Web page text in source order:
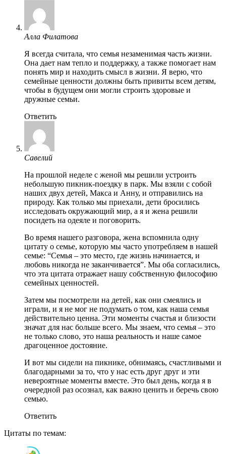
Алла Филатова
Я всегда считала, что семья незаменимая часть жизни.
Она дает нам тепло и поддержку, а также помогает нам
понять мир и находить смысл в жизни. Я верю, что
семейные ценности должны быть привиты всем детям,
чтобы в будущем они могли строить здоровые и
дружные семьи.
Ответить
Савелий
На прошлой неделе с женой мы решили устроить
небольшую пикник-поездку в парк. Мы взяли с собой
наших двух детей, Макса и Анну, и отправились на
природу. Как только мы приехали, дети бросились
исследовать окружающий мир, а я и жена решили
посидеть на одеяле и поговорить.
Во время нашего разговора, жена вспомнила одну
цитату о семье, которую мы часто употребляем в нашей
семье: “Семья – это место, где жизнь начинается, и
любовь никогда не заканчивается”. Мы оба согласились,
что эта цитата отражает нашу собственную философию
семейных ценностей.
Затем мы посмотрели на детей, как они смеялись и
играли, и я не мог не подумать о том, как наша семья
действительно ценна. Эти моменты счастья и близости
значат для нас больше всего. Мы знаем, что семья – это
не только слово, это наша реальность и наше самое
драгоценное достояние.
И вот мы сидели на пикнике, обнимаясь, счастливыми и
благодарными за то, что у нас есть друг друг и эти
невероятные моменты вместе. Это был день, когда я в
очередной раз осознал, как важно ценить и беречь свою
семью.
Ответить
Цитаты по темам: